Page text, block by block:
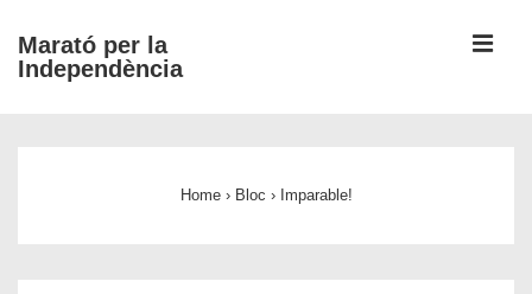
SaltaMarató per la
Independència
Home › Bloc › Imparable!